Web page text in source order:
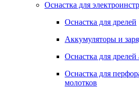
Оснастка для
Оснастка для дрелей
Аккумуляторы и
Оснастка для
Оснастка для
молотков